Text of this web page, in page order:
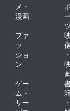
メ・
漫画
ファ
ッ
ショ
ン
・
ゲー
ム・
サー
・